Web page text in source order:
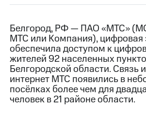
информация
Контакты
Медиа-центр
Пресс-
релизы
МТС
о технологиях
Достижения
Белгород, РФ — ПАО «МТС»
МТС или Компания), цифровая
обеспечила доступом к
жителей 92 населенных
Белгородской области. Связь
интернет МТС появились в
посёлках более чем для
человек в 21 районе области.